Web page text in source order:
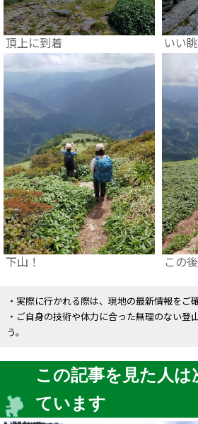
頂上に到着 いい
下山！ この
・実際に行かれる際は、現地の最新情報をご
・ご自身の技術や体力に合った無理のない登
う。
この記事を見た人は
ています